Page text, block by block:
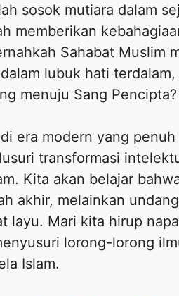
sosok mutiara dalam
memberikan
Sahabat Muslim
lubuk hati
menuju Sang Pencipta?
era modern yang
transformasi
Kita akan belajar
akhir, melainkan
layu. Mari kita hirup
lorong-lorong
Islam.